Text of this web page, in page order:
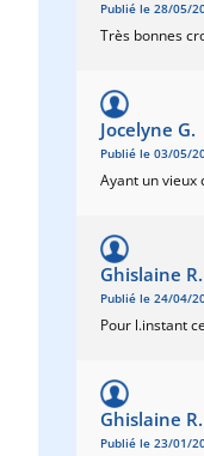
Publié le 28/05/
Très bonnes
Jocelyne G.
Publié le 03/05/
Ayant un vieux
Ghislaine R.
Publié le 24/04/
Pour l.instant
Ghislaine R.
Publié le 23/01/